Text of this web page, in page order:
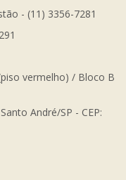
- (11) 3356-7281
vermelho) / Bloco B
André/SP - CEP: